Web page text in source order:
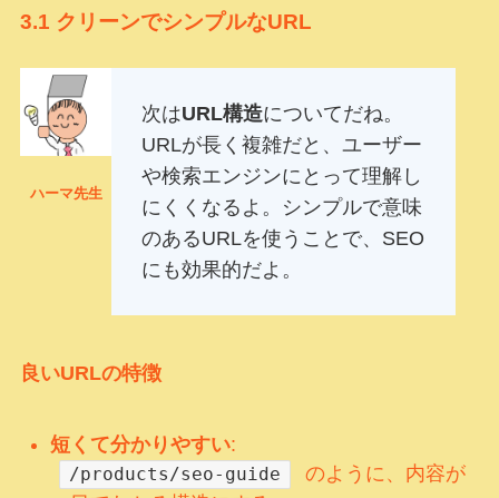
3.1 クリーンでシンプルなURL
ハーマ先生
次はURL構造についてだね。
URLが長く複雑だと、ユーザー
や検索エンジンにとって理解し
にくくなるよ。シンプルで意味
のあるURLを使うことで、SEO
にも効果的だよ。
良いURLの特徴
短くて分かりやすい:
/products/seo-guide
のように、内容が